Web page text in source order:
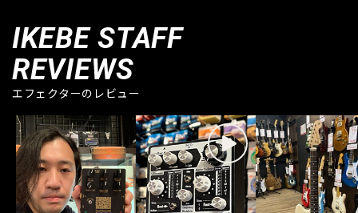
IKEBE STAFF
REVIEWS
エフェクターのレビュー